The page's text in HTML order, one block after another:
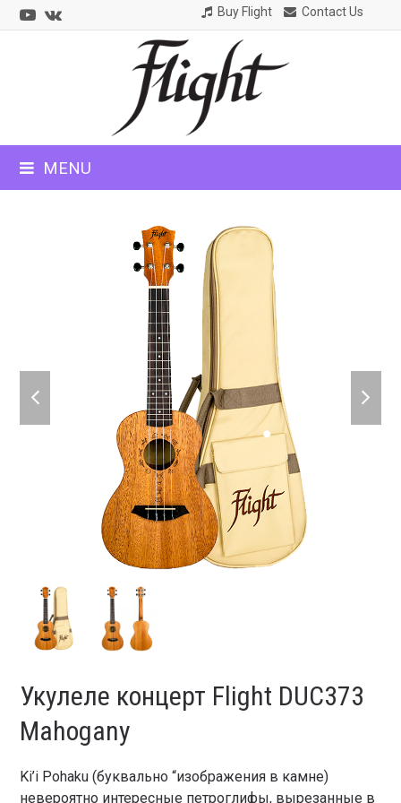
Youtube
VK Buy Flight Contact Us
MENU
slide
slide
Укулеле концерт Flight DUC373
Mahogany
Ki’i Pohaku (буквально “изображения в камне)
невероятно интересные петроглифы, вырезанные в